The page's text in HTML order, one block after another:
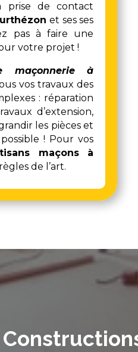
prise de contact
et ses ses
pas à faire une
votre projet !
maçonnerie à
vos travaux des
: réparation
d’extension,
les pièces et
! Pour vos
maçons à
de l’art.